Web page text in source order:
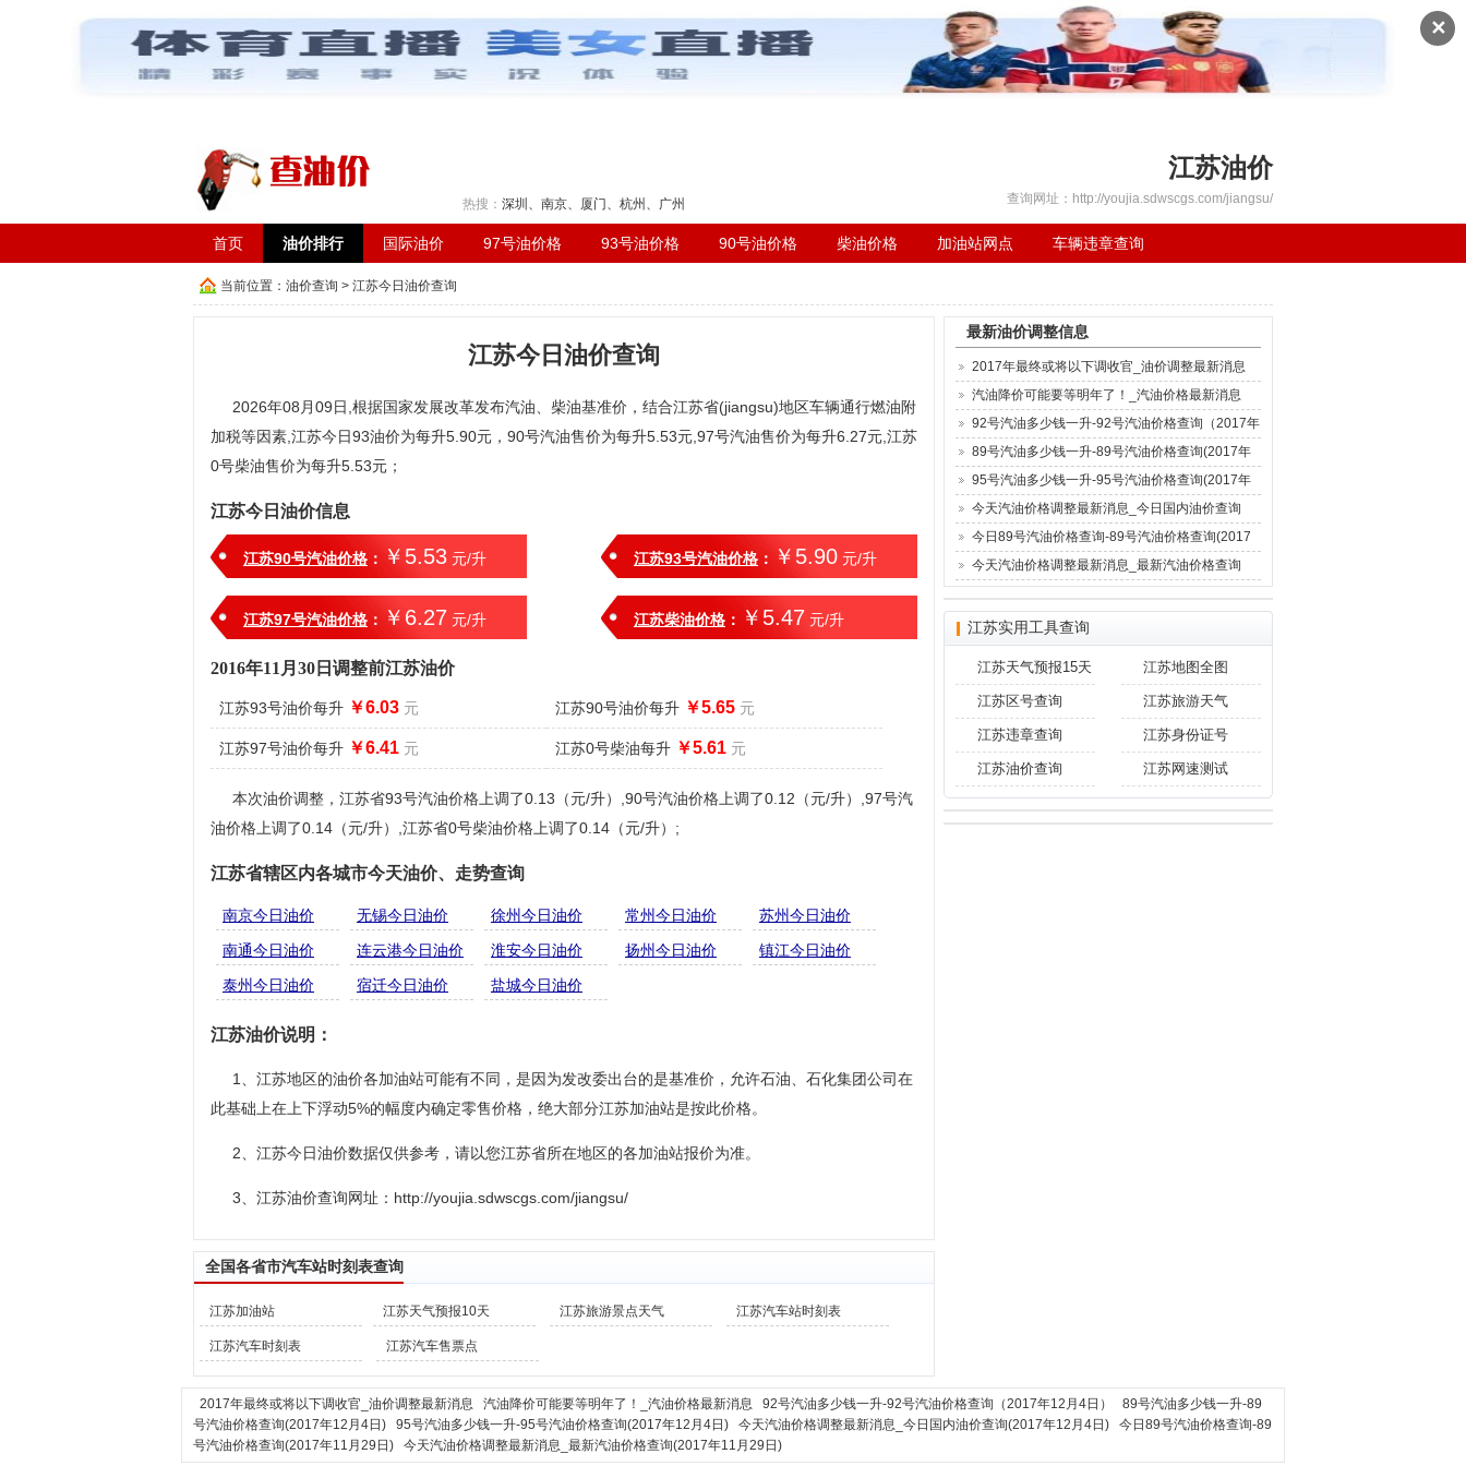
✕
热搜： 深圳 、 南京、 厦门、 杭州 、 广州
江苏油价
查询网址：http://youjia.sdwscgs.com/jiangsu/
首页 油价排行 国际油价 97号油价格 93号油价格 90号油价格 柴油价格 加油站网点 车辆违章查询
当前位置： 油价查询 > 江苏今日油价查询
江苏今日油价查询
2026年08月09日,根据国家发展改革发布汽油、柴油基准价，结合江苏省(jiangsu)地区车辆通行燃油附
加税等因素,江苏今日93油价为每升5.90元，90号汽油售价为每升5.53元,97号汽油售价为每升6.27元,江苏
0号柴油售价为每升5.53元；
江苏今日油价信息
江苏90号汽油价格 ： ￥5.53 元/升 江苏93号汽油价格 ： ￥5.90 元/升
江苏97号汽油价格 ： ￥6.27 元/升 江苏柴油价格 ： ￥5.47 元/升
2016年11月30日调整前江苏油价
江苏93号油价每升 ￥6.03 元 江苏90号油价每升 ￥5.65 元
江苏97号油价每升 ￥6.41 元 江苏0号柴油每升 ￥5.61 元
本次油价调整，江苏省93号汽油价格上调了0.13（元/升）,90号汽油价格上调了0.12（元/升）,97号汽
油价格上调了0.14（元/升）,江苏省0号柴油价格上调了0.14（元/升）;
江苏省辖区内各城市今天油价、走势查询
南京今日油价 无锡今日油价 徐州今日油价 常州今日油价
苏州今日油价
南通今日油价
连云港今日油价 淮安今日油价 扬州今日油价
镇江今日油价
泰州今日油价
宿迁今日油价 盐城今日油价
江苏油价说明：
1、江苏地区的油价各加油站可能有不同，是因为发改委出台的是基准价，允许石油、石化集团公司在
此基础上在上下浮动5%的幅度内确定零售价格，绝大部分江苏加油站是按此价格。
2、江苏今日油价数据仅供参考，请以您江苏省所在地区的各加油站报价为准。
3、江苏油价查询网址：http://youjia.sdwscgs.com/jiangsu/
全国各省市汽车站时刻表查询
江苏加油站 江苏天气预报10天 江苏旅游景点天气 江苏汽车站时刻表
江苏汽车时刻表 江苏汽车售票点
最新油价调整信息
2017年最终或将以下调收官_油价调整最新消息
汽油降价可能要等明年了！_汽油价格最新消息
92号汽油多少钱一升-92号汽油价格查询（2017年
12月4日）
89号汽油多少钱一升-89号汽油价格查询(2017年
12月4日)
95号汽油多少钱一升-95号汽油价格查询(2017年
12月4日)
今天汽油价格调整最新消息_今日国内油价查询
(2017年12月4日)
今日89号汽油价格查询-89号汽油价格查询(2017
年11月29日)
今天汽油价格调整最新消息_最新汽油价格查询
江苏实用工具查询
江苏天气预报15天 江苏地图全图
江苏区号查询 江苏旅游天气
江苏违章查询 江苏身份证号
江苏油价查询 江苏网速测试
2017年最终或将以下调收官_油价调整最新消息 汽油降价可能要等明年了！_汽油价格最新消息 92号汽油多少钱一升-92号汽油价格查询（2017年12月4日）
89号汽油多少钱一升-89
号汽油价格查询(2017年12月4日)
95号汽油多少钱一升-95号汽油价格查询(2017年12月4日) 今天汽油价格调整最新消息_今日国内油价查询(2017年12月4日)
今日89号汽油价格查询-89
号汽油价格查询(2017年11月29日)
今天汽油价格调整最新消息_最新汽油价格查询(2017年11月29日)